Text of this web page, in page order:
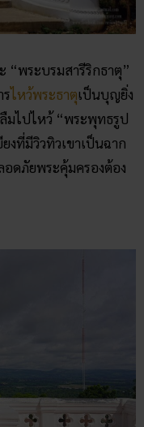
“พระบรมสารีริกธาตุ”
รไหว้พระธาตุเป็นบุญยิ่ง
มไปไหว้ “พระพุทธรูป
งที่มีวิวทิวเขาเป็นฉาก
อดภัยพระคุ้มครองต้อง